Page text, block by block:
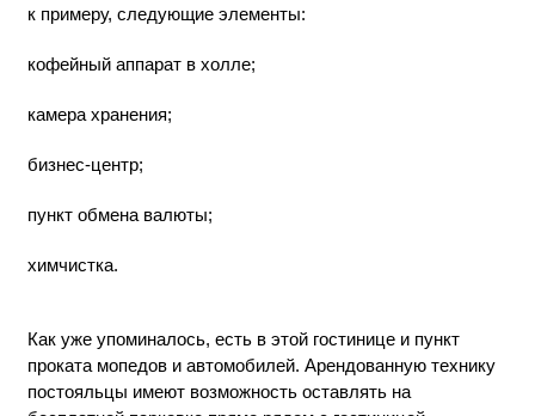
к примеру, следующие элементы:
кофейный аппарат в холле;
камера хранения;
бизнес-центр;
пункт обмена валюты;
химчистка.
Как уже упоминалось, есть в этой гостинице и пункт
проката мопедов и автомобилей. Арендованную технику
постояльцы имеют возможность оставлять на